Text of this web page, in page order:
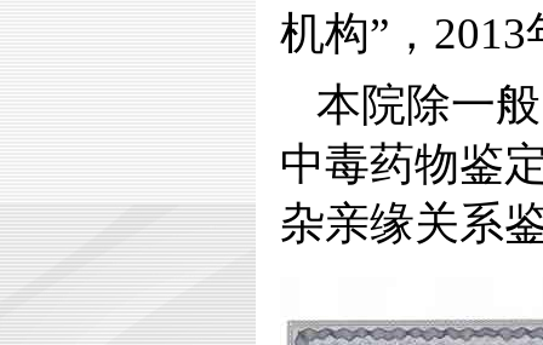
机构”，
本院除一
中毒药物鉴
杂亲缘关系